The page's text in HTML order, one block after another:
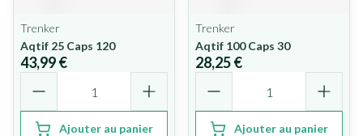
Trenker
Aqtif 25 Caps 120
43,99 €
Ajouter au panier
Trenker
Aqtif 100 Caps 30
28,25 €
Ajouter au panier